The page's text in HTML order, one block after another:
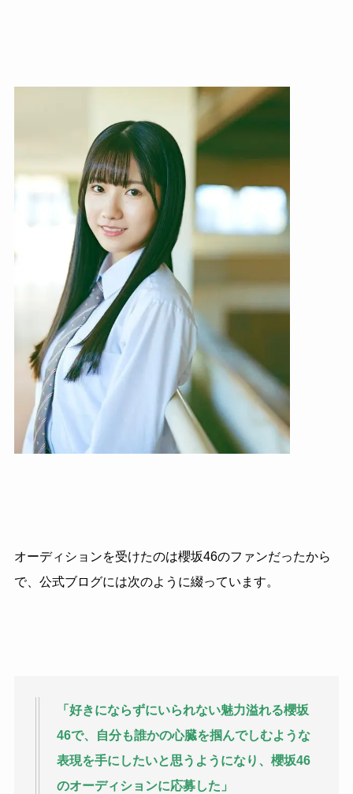
オーディションを受けたのは櫻坂46のファンだったから
で、公式ブログには次のように綴っています。
「好きにならずにいられない魅力溢れる櫻坂
46で、自分も誰かの心臓を掴んでしむような
表現を手にしたいと思うようになり、櫻坂46
のオーディションに応募した」